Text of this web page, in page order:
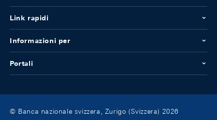
Link rapidi
Informazioni per
Portali
© Banca nazionale svizzera, Zurigo (Svizzera) 2026